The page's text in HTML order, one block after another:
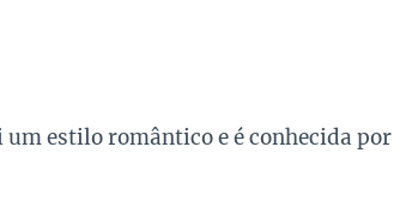
estilo romântico e é conhecida por